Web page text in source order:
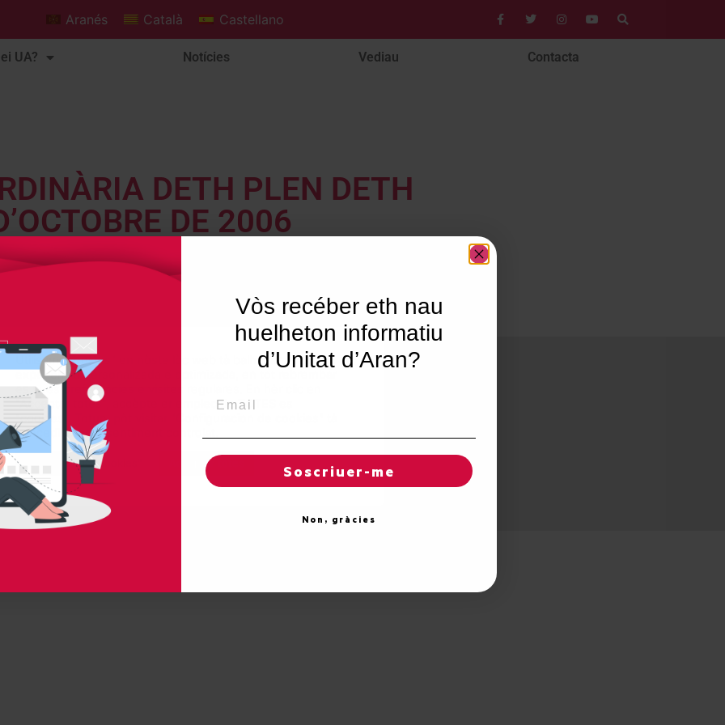
Aranés Català Castellano
UA? Notícies Vediau Contacta
DETH PLEN DETH
DE 2006
Unitat d'Aran. Toti es drets reservadi.
Proteccion de donades
Utilisam "cookies" en nòste lòc web tà balhar ar usuari ua
experiéncia personalizada e optimizada, en tot rebrembar
es sues preferéncies e visites regulares. En hèr clic en
"Acceptar totes", accèpte er emplec de TOTES es
"cookies". Totun, pòt visitar "Configuracion de cookies" tà
concedir un consentiment controlat.
Reglatges de "cookies" Acceptar totes
Vòs recéber eth nau
huelheton informatiu
d’Unitat d’Aran?
Soscriuer-me
Non, gràcies